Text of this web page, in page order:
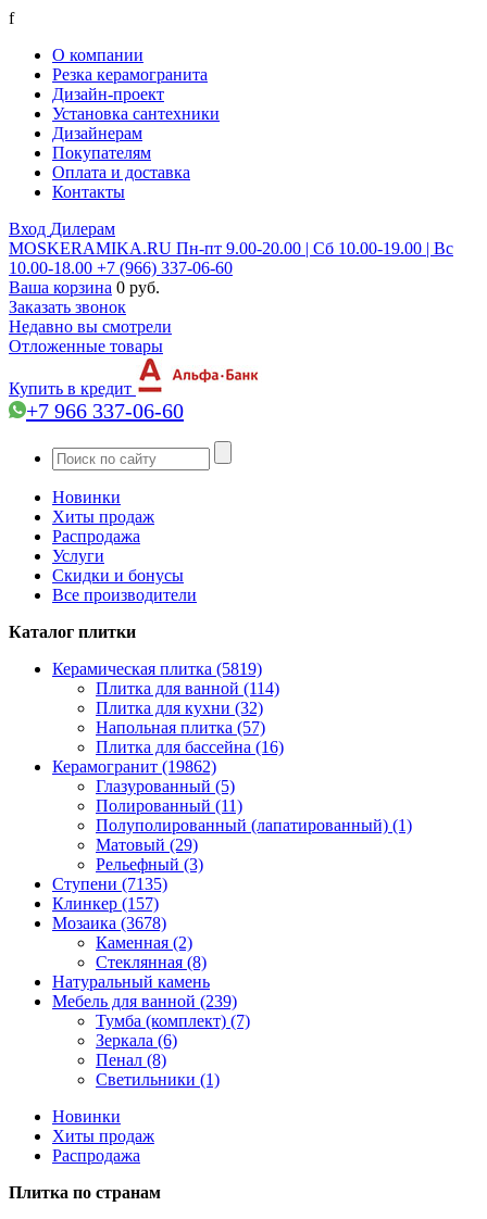
f
О компании
Резка керамогранита
Дизайн-проект
Установка сантехники
Дизайнерам
Покупателям
Оплата и доставка
Контакты
Вход Дилерам
MOSKERAMIKA.RU Пн-пт 9.00-20.00 | Сб 10.00-19.00 | Вс
10.00-18.00 +7 (966) 337-06-60
Ваша корзина 0 руб.
Заказать звонок
Недавно вы смотрели
Отложенные товары
Купить в кредит
+7 966 337-06-60
Новинки
Хиты продаж
Распродажа
Услуги
Скидки и бонусы
Все производители
Каталог плитки
Керамическая плитка (5819)
Плитка для ванной (114)
Плитка для кухни (32)
Напольная плитка (57)
Плитка для бассейна (16)
Керамогранит (19862)
Глазурованный (5)
Полированный (11)
Полуполированный (лапатированный) (1)
Матовый (29)
Рельефный (3)
Ступени (7135)
Клинкер (157)
Мозаика (3678)
Каменная (2)
Стеклянная (8)
Натуральный камень
Мебель для ванной (239)
Тумба (комплект) (7)
Зеркала (6)
Пенал (8)
Светильники (1)
Новинки
Хиты продаж
Распродажа
Плитка по странам